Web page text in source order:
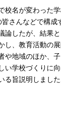
校名が変わった学
さんなどで構成
論したが、結果
し、教育活動の
や地域のほか、
い学校づくりに
旨説明しました